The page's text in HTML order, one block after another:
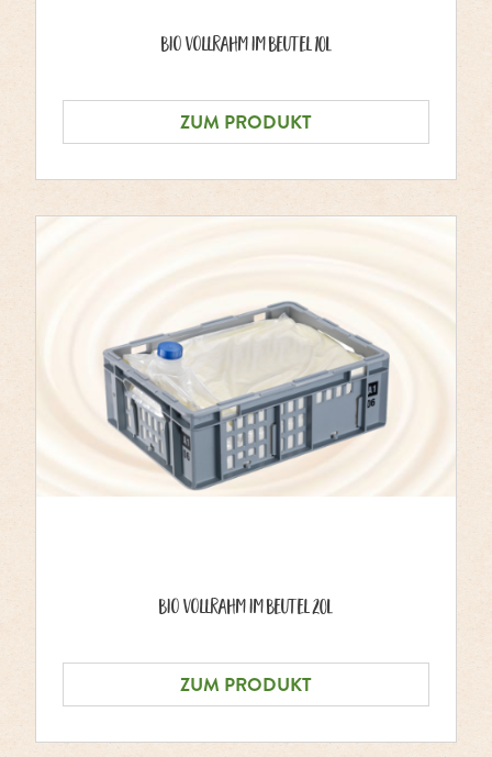
Bio Vollrahm im Beutel 10L
ZUM PRODUKT
Bio Vollrahm im Beutel 20L
ZUM PRODUKT